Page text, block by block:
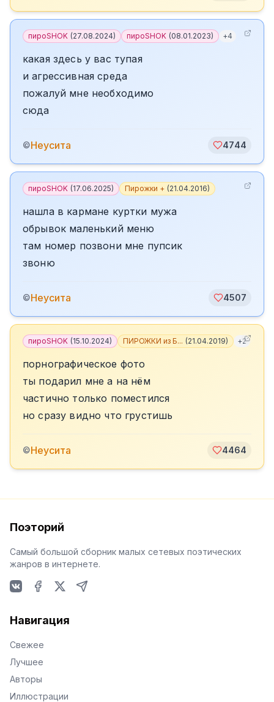
пироSHOK (27.08.2024) пироSHOK (08.01.2023) +4
какая здесь у вас тупая
и агрессивная среда
пожалуй мне необходимо
сюда
©Неусита 4744
пироSHOK (17.06.2025) Пирожки + (21.04.2016)
нашла в кармане куртки мужа
обрывок маленький меню
там номер позвони мне пупсик
звоню
©Неусита 4507
пироSHOK (15.10.2024) ПИРОЖКИ из Б... (21.04.2019) +2
порнографическое фото
ты подарил мне а на нём
частично только поместился
но сразу видно что грустишь
©Неусита 4464
Поэторий
Самый большой сборник малых сетевых поэтических
жанров в интернете.
Навигация
Свежее
Лучшее
Авторы
Иллюстрации